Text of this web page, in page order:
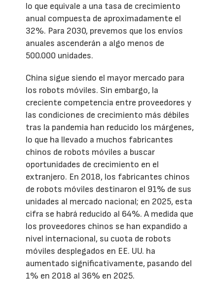
lo que equivale a una tasa de crecimiento
anual compuesta de aproximadamente el
32%. Para 2030, prevemos que los envíos
anuales ascenderán a algo menos de
500.000 unidades.
China sigue siendo el mayor mercado para
los robots móviles. Sin embargo, la
creciente competencia entre proveedores y
las condiciones de crecimiento más débiles
tras la pandemia han reducido los márgenes,
lo que ha llevado a muchos fabricantes
chinos de robots móviles a buscar
oportunidades de crecimiento en el
extranjero. En 2018, los fabricantes chinos
de robots móviles destinaron el 91% de sus
unidades al mercado nacional; en 2025, esta
cifra se habrá reducido al 64%. A medida que
los proveedores chinos se han expandido a
nivel internacional, su cuota de robots
móviles desplegados en EE. UU. ha
aumentado significativamente, pasando del
1% en 2018 al 36% en 2025.